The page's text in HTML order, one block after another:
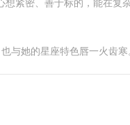
紧密、善于标的，能在
她的星座特色唇一火齿